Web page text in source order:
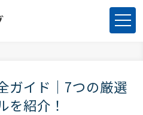
ガイド｜7つの厳選
を紹介！